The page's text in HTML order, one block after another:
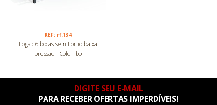
REF: rf.134
Fogão 6 bocas sem Forno baixa
pressão - Colombo
DIGITE SEU E-MAIL
PARA RECEBER OFERTAS IMPERDÍVEIS!